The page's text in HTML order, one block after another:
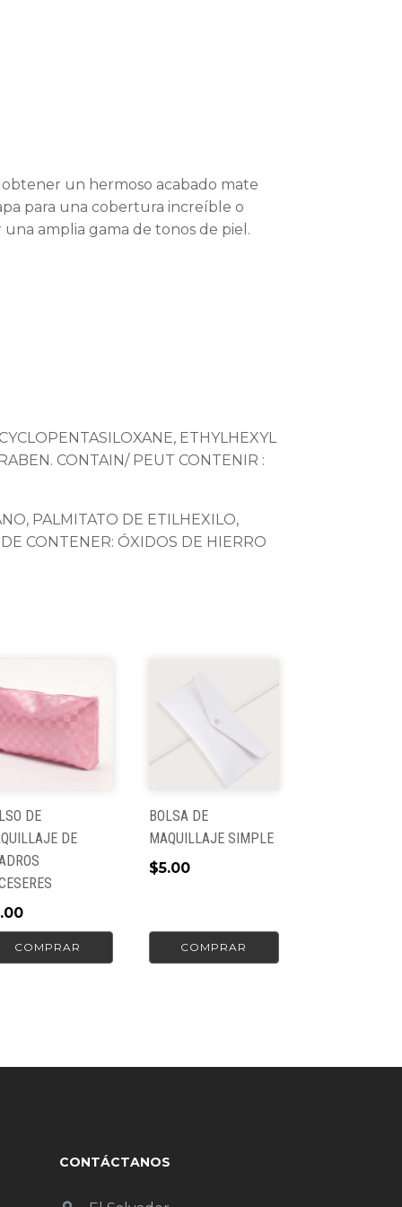
un hermoso acabado mate
para una cobertura increíble o
amplia gama de tonos de piel.
ETHYLHEXYL
CONTAIN/ PEUT CONTENIR :
PALMITATO DE ETILHEXILO,
CONTENER: ÓXIDOS DE HIERRO
DE
DE
COMPRAR
BOLSA DE
MAQUILLAJE SIMPLE
$5.00
COMPRAR
CONTÁCTANOS